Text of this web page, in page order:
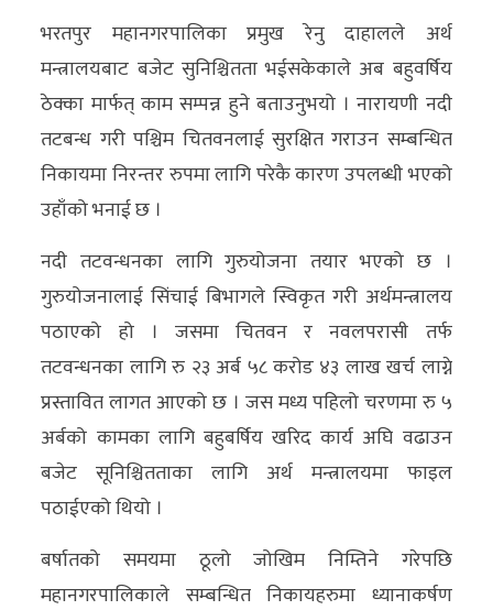
भरतपुर महानगरपालिका प्रमुख रेनु दाहालले अर्थ
मन्त्रालयबाट बजेट सुनिश्चितता भईसकेकाले अब बहुवर्षिय
ठेक्का मार्फत् काम सम्पन्न हुने बताउनुभयो । नारायणी नदी
तटबन्ध गरी पश्चिम चितवनलाई सुरक्षित गराउन सम्बन्धित
निकायमा निरन्तर रुपमा लागि परेकै कारण उपलब्धी भएको
उहाँको भनाई छ ।
नदी तटवन्धनका लागि गुरुयोजना तयार भएको छ ।
गुरुयोजनालाई सिंचाई बिभागले स्विकृत गरी अर्थमन्त्रालय
पठाएको हो । जसमा चितवन र नवलपरासी तर्फ
तटवन्धनका लागि रु २३ अर्ब ५८ करोड ४३ लाख खर्च लाग्ने
प्रस्तावित लागत आएको छ । जस मध्य पहिलो चरणमा रु ५
अर्बको कामका लागि बहुबर्षिय खरिद कार्य अघि वढाउन
बजेट सूनिश्चितताका लागि अर्थ मन्त्रालयमा फाइल
पठाईएको थियो ।
बर्षातको समयमा ठूलो जोखिम निम्तिने गरेपछि
महानगरपालिकाले सम्बन्धित निकायहरुमा ध्यानाकर्षण